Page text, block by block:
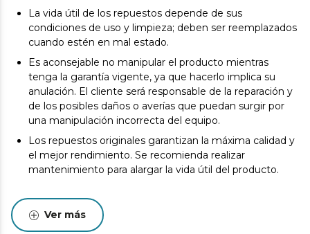
La vida útil de los repuestos depende de sus
condiciones de uso y limpieza; deben ser reemplazados
cuando estén en mal estado.
Es aconsejable no manipular el producto mientras
tenga la garantía vigente, ya que hacerlo implica su
anulación. El cliente será responsable de la reparación y
de los posibles daños o averías que puedan surgir por
una manipulación incorrecta del equipo.
Los repuestos originales garantizan la máxima calidad y
el mejor rendimiento. Se recomienda realizar
mantenimiento para alargar la vida útil del producto.
Ver más